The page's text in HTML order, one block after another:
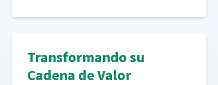
Transformando su
Cadena de Valor